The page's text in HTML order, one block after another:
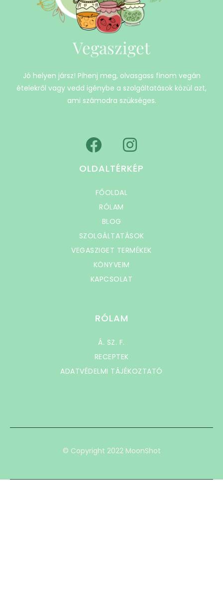
Vegasziget
Jó helyen jársz! Pihenj meg, olvasgass finom vegán
ételekről vagy vedd igénybe a szolgáltatások közül azt,
ami számodra szükséges.
OLDALTÉRKÉP
FŐOLDAL
RÓLAM
BLOG
SZOLGÁLTATÁSOK
VEGASZIGET TERMÉKEK
KÖNYVEIM
KAPCSOLAT
RÓLAM
Á. SZ. F.
RECEPTEK
ADATVÉDELMI TÁJÉKOZTATÓ
© Copyright 2022 MoonShot